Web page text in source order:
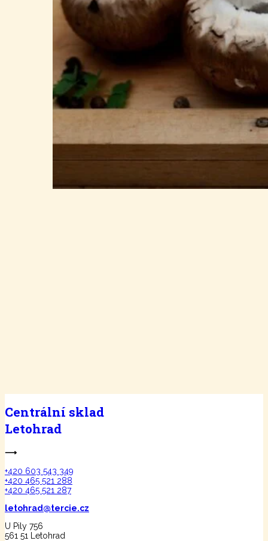
Centrální sklad
Letohrad
⟶
+420 603 543 349
+420 465 521 288
+420 465 521 287
letohrad@tercie.cz
U Pily 756
561 51 Letohrad